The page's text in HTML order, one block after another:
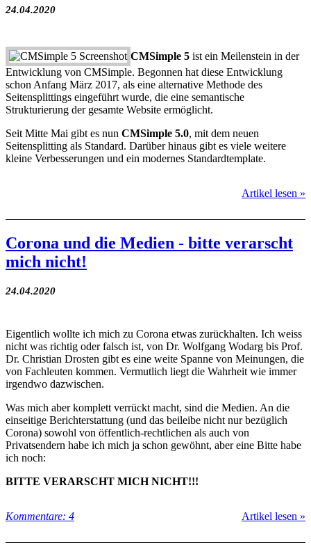
24.04.2020
CMSimple 5 ist ein Meilenstein in der
Entwicklung von CMSimple. Begonnen hat diese Entwicklung
schon Anfang März 2017, als eine alternative Methode des
Seitensplittings eingeführt wurde, die eine semantische
Strukturierung der gesamte Website ermöglicht.
Seit Mitte Mai gibt es nun CMSimple 5.0, mit dem neuen
Seitensplitting als Standard. Darüber hinaus gibt es viele weitere
kleine Verbesserungen und ein modernes Standardtemplate.
Artikel lesen »
Corona und die Medien - bitte verarscht
mich nicht!
24.04.2020
Eigentlich wollte ich mich zu Corona etwas zurückhalten. Ich weiss
nicht was richtig oder falsch ist, von Dr. Wolfgang Wodarg bis Prof.
Dr. Christian Drosten gibt es eine weite Spanne von Meinungen, die
von Fachleuten kommen. Vermutlich liegt die Wahrheit wie immer
irgendwo dazwischen.
Was mich aber komplett verrückt macht, sind die Medien. An die
einseitige Berichterstattung (und das beileibe nicht nur bezüglich
Corona) sowohl von öffentlich-rechtlichen als auch von
Privatsendern habe ich mich ja schon gewöhnt, aber eine Bitte habe
ich noch:
BITTE VERARSCHT MICH NICHT!!!
Kommentare: 4 Artikel lesen »